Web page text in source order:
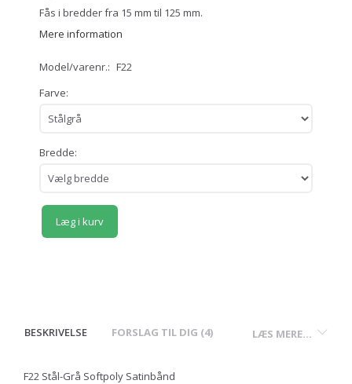
Fås i bredder fra 15 mm til 125 mm.
Mere information
Model/varenr.: F22
Farve:
Bredde:
Læg i kurv
LÆS MERE...
BESKRIVELSE FORSLAG TIL DIG (4)
F22 Stål-Grå Softpoly Satinbånd